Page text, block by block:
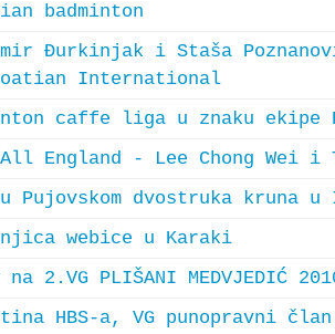
badminton
Đurkinjak i Staša
International
caffe liga u znaku ekipe
England - Lee Chong Wei i
Pujovskom dvostruka kruna
webice u Karaki
2.VG PLIŠANI MEDVJEDIĆ
HBS-a, VG punopravni